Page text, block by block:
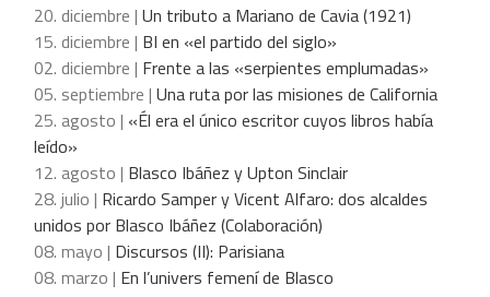
20. diciembre | Un tributo a Mariano de Cavia (1921)
15. diciembre | BI en «el partido del siglo»
02. diciembre | Frente a las «serpientes emplumadas»
05. septiembre | Una ruta por las misiones de California
25. agosto | «Él era el único escritor cuyos libros había
leído»
12. agosto | Blasco Ibáñez y Upton Sinclair
28. julio | Ricardo Samper y Vicent Alfaro: dos alcaldes
unidos por Blasco Ibáñez (Colaboración)
08. mayo | Discursos (II): Parisiana
08. marzo | En l’univers femení de Blasco